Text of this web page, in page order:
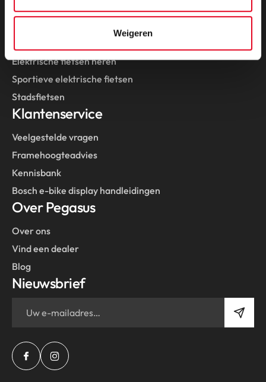
Weigeren
Collectie 2026
Elektrische fietsen heren
Sportieve elektrische fietsen
Stadsfietsen
Klantenservice
Veelgestelde vragen
Framehoogteadvies
Kennisbank
Bosch e-bike display handleidingen
Over Pegasus
Over ons
Vind een dealer
Blog
Nieuwsbrief